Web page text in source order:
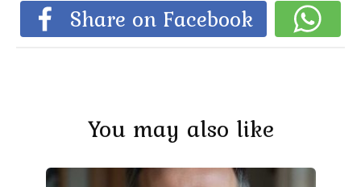
Share on Facebook
You may also like